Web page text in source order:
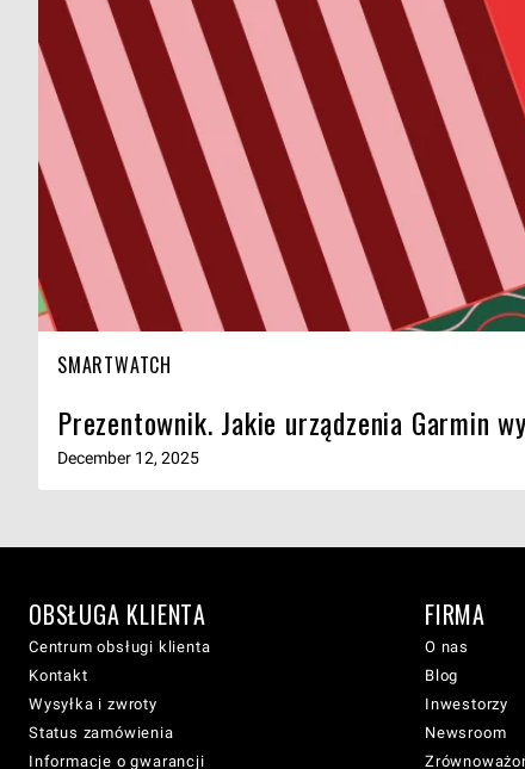
SMARTWATCH
Prezentownik. Jakie urządzenia Garmin
December 12, 2025
OBSŁUGA KLIENTA
Centrum obsługi klienta
Kontakt
Wysyłka i zwroty
Status zamówienia
Informacje o gwarancji
FIRMA
O nas
Blog
Inwestorzy
Newsroom